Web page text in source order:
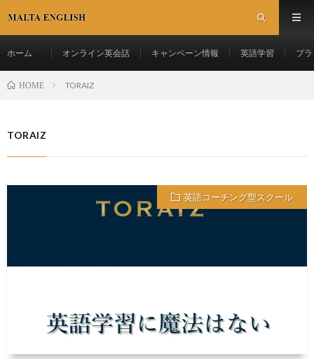
ホーム オンライン英会話 キャンペーン情報 英語学習 プ
HOME TORAIZ
TORAIZ
英語コーチング型スクール